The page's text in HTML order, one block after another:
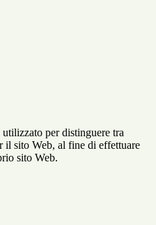
per distinguere tra
il sito Web, al fine di effettuare
sito Web.